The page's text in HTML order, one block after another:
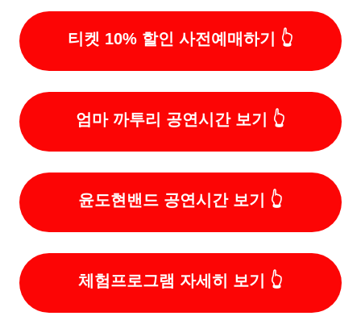
티켓 10% 할인 사전예매하기
엄마 까투리 공연시간 보기
윤도현밴드 공연시간 보기
체험프로그램 자세히 보기